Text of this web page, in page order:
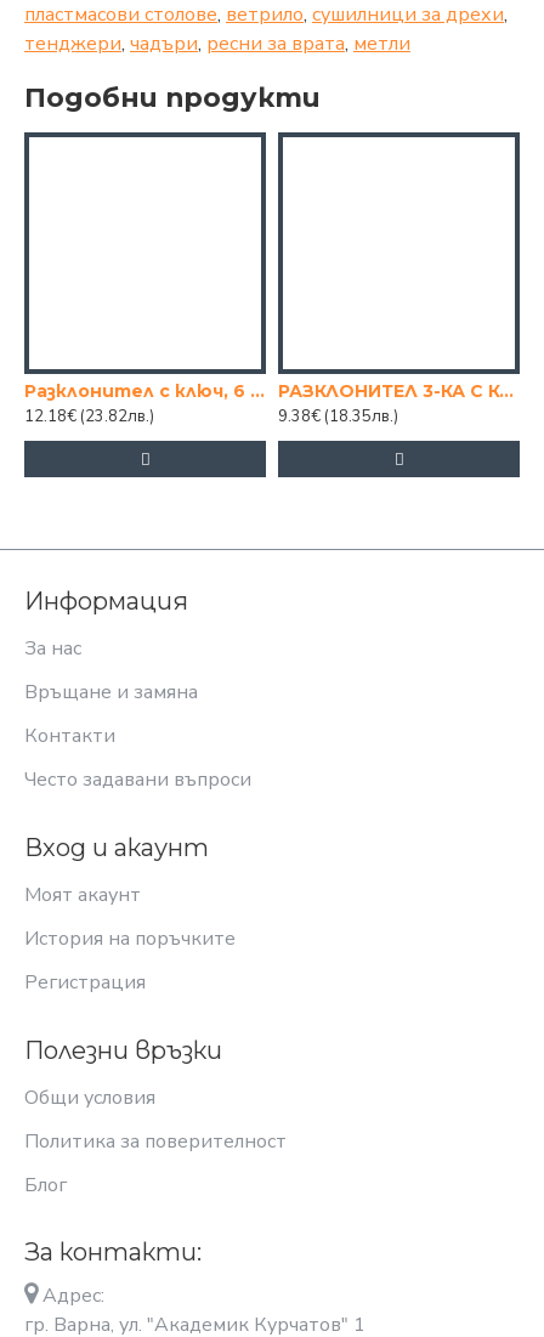
пластмасови столове, ветрило, сушилници за дрехи,
тенджери, чадъри, ресни за врата, метли
Подобни продукти
Разклонител с ключ, 6 гнезда и кабел 2 м.
12.18€ (23.82лв.)
РАЗКЛОНИТЕЛ 3-КА С КАБЕЛ, 2 М.
9.38€ (18.35лв.)
Информация
За нас
Връщане и замяна
Контакти
Често задавани въпроси
Вход и акаунт
Моят акаунт
История на поръчките
Регистрация
Полезни връзки
Общи условия
Политика за поверителност
Блог
За контакти:
Адрес:
гр. Варна, ул. "Академик Курчатов" 1